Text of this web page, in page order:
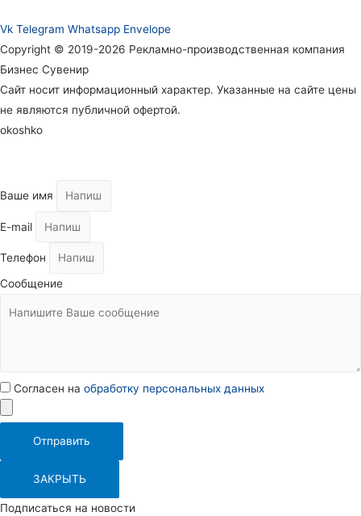
Vk Telegram Whatsapp Envelope
Copyright © 2019-2026 Рекламно-производственная компания
Бизнес Сувенир
Сайт носит информационный характер. Указанные на сайте цены
не являются публичной офертой.
okoshko
Ваше имя
E-mail
Телефон
Сообщение
Согласен на обработку персональных данных
Отправить
ЗАКРЫТЬ
Подписаться на новости